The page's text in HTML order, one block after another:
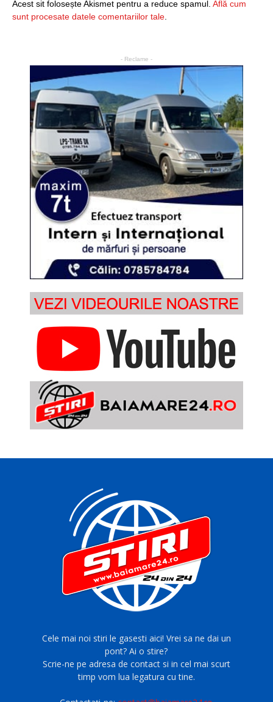
Acest sit folosește Akismet pentru a reduce spamul. Află cum
sunt procesate datele comentariilor tale
- Reclame -
Cele mai noi stiri le gasesti aici! Vrei sa ne dai un
pont? Ai o stire?
Scrie-ne pe adresa de contact si in cel mai scurt
timp vom lua legatura cu tine.